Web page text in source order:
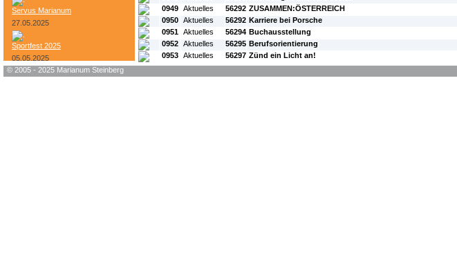
Servus Marianum
27.05.2025
Sportfest 2025
05.05.2025
0949 Aktuelles 56292 ZUSAMMEN:ÖSTERREICH
0950 Aktuelles 56292 Karriere bei Porsche
0951 Aktuelles 56294 Buchausstellung
0952 Aktuelles 56295 Berufsorientierung
0953 Aktuelles 56297 Zünd ein Licht an!
© 2005 - 2025 Marianum Steinberg